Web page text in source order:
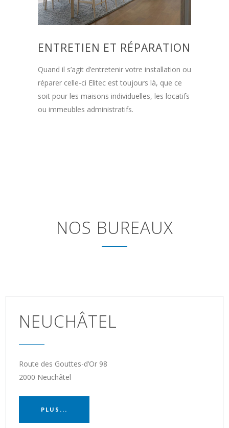
ENTRETIEN ET RÉPARATION
Quand il s’agit d’entretenir votre installation ou
réparer celle-ci Elitec est toujours là, que ce
soit pour les maisons individuelles, les locatifs
ou immeubles administratifs.
NOS BUREAUX
NEUCHÂTEL
Route des Gouttes-d’Or 98
2000 Neuchâtel
PLUS...